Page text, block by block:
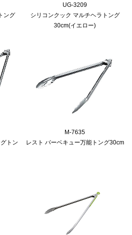
ング
UG-3209
シリコンクック マルチヘラトング
30cm(イエロー)
トン
M-7635
レスト バーベキュー万能トング30cm